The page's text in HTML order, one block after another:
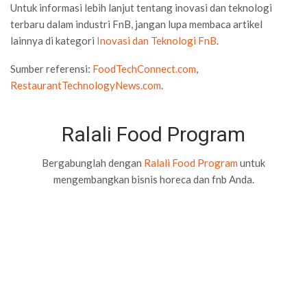
Untuk informasi lebih lanjut tentang inovasi dan teknologi
terbaru dalam industri FnB, jangan lupa membaca artikel
lainnya di kategori Inovasi dan Teknologi FnB.
Sumber referensi: FoodTechConnect.com,
RestaurantTechnologyNews.com.
Ralali Food Program
Bergabunglah dengan Ralali Food Program untuk
mengembangkan bisnis horeca dan fnb Anda.